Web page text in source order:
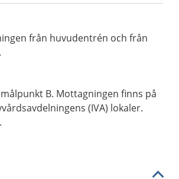
från huvudentrén och från
B. Mottagningen finns på
(IVA) lokaler.